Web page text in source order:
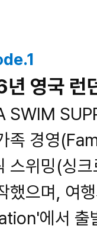
영국 런
SWIM
족 경영
스위밍(싱
했으며, 여
에서 출